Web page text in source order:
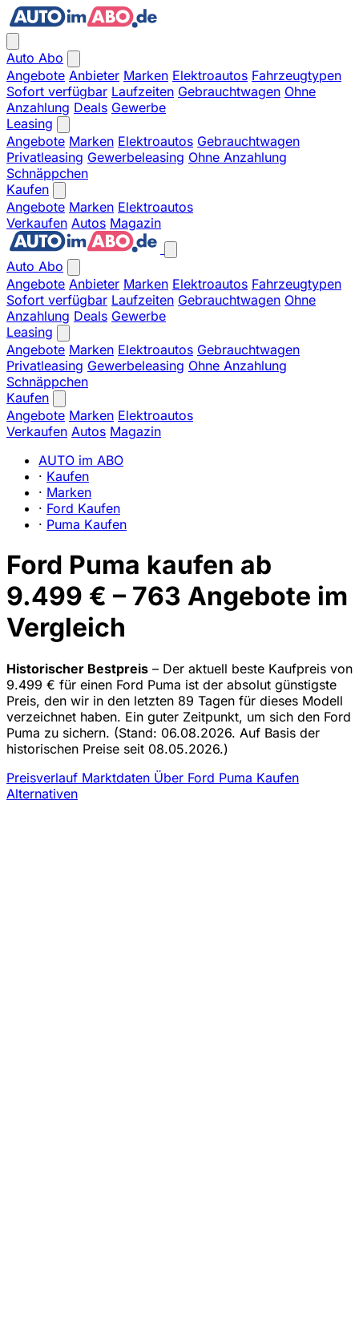
Auto Abo
Angebote Anbieter Marken Elektroautos Fahrzeugtypen
Sofort verfügbar Laufzeiten Gebrauchtwagen Ohne
Anzahlung Deals Gewerbe
Leasing
Angebote Marken Elektroautos Gebrauchtwagen
Privatleasing Gewerbeleasing Ohne Anzahlung
Schnäppchen
Kaufen
Angebote Marken Elektroautos
Verkaufen Autos Magazin
Auto Abo
Angebote Anbieter Marken Elektroautos Fahrzeugtypen
Sofort verfügbar Laufzeiten Gebrauchtwagen Ohne
Anzahlung Deals Gewerbe
Leasing
Angebote Marken Elektroautos Gebrauchtwagen
Privatleasing Gewerbeleasing Ohne Anzahlung
Schnäppchen
Kaufen
Angebote Marken Elektroautos
Verkaufen Autos Magazin
AUTO im ABO
· Kaufen
· Marken
· Ford Kaufen
· Puma Kaufen
Ford Puma kaufen ab
9.499 € – 763 Angebote im
Vergleich
Historischer Bestpreis – Der aktuell beste Kaufpreis von
9.499 € für einen Ford Puma ist der absolut günstigste
Preis, den wir in den letzten 89 Tagen für dieses Modell
verzeichnet haben. Ein guter Zeitpunkt, um sich den Ford
Puma zu sichern. (Stand: 06.08.2026. Auf Basis der
historischen Preise seit 08.05.2026.)
Preisverlauf Marktdaten Über Ford Puma Kaufen
Alternativen